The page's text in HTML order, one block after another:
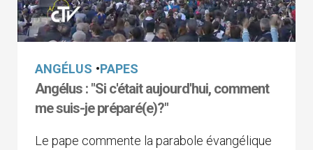
ANGÉLUS •PAPES
Angélus : "Si c'était aujourd'hui, comment
me suis-je préparé(e)?"
Le pape commente la parabole évangélique